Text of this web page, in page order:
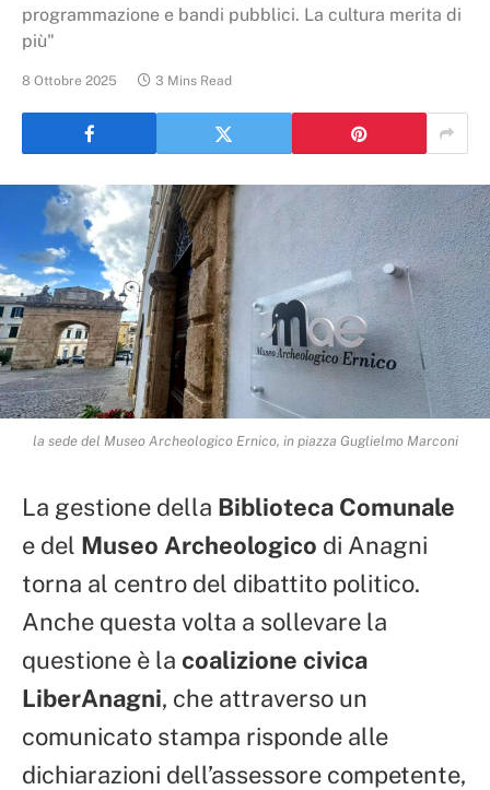
programmazione e bandi pubblici. La cultura merita di
più"
8 Ottobre 2025 3 Mins Read
la sede del Museo Archeologico Ernico, in piazza Guglielmo Marconi
La gestione della Biblioteca Comunale
e del Museo Archeologico di Anagni
torna al centro del dibattito politico.
Anche questa volta a sollevare la
questione è la coalizione civica
LiberAnagni, che attraverso un
comunicato stampa risponde alle
dichiarazioni dell’assessore competente,